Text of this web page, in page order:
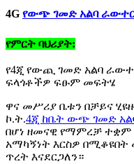
4G የውጭ ገመድ አልባ
የምርት ባህሪያት:
የ4ጂ የውጪ ገመድ አልባ
ፍላጎቶችዎ ፍፁም መፍትሄ
ዋና መሥሪያ ቤቱን በቻይና
ኮ.ት.4ጂ ከቤት ውጭ ገመድ
በሆነ ዘመናዊ የማምረቻ ተቋም
አማካኝነት እርስዎ
ጥረት እናደርጋለን።